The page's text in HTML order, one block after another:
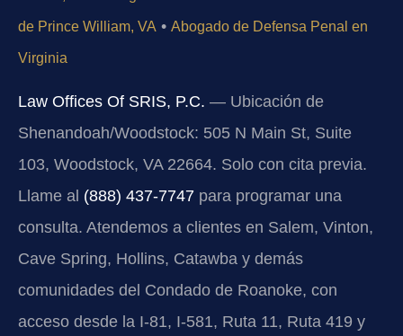
de Prince William, VA • Abogado de Defensa Penal en
Virginia
Law Offices Of SRIS, P.C. — Ubicación de
Shenandoah/Woodstock: 505 N Main St, Suite
103, Woodstock, VA 22664. Solo con cita previa.
Llame al (888) 437-7747 para programar una
consulta. Atendemos a clientes en Salem, Vinton,
Cave Spring, Hollins, Catawba y demás
comunidades del Condado de Roanoke, con
acceso desde la I-81, I-581, Ruta 11, Ruta 419 y